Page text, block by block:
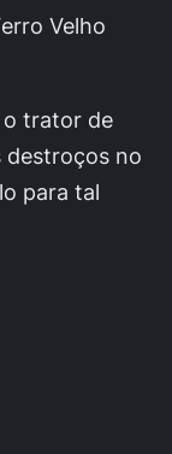
Velho
o trator de
destroços no
para tal